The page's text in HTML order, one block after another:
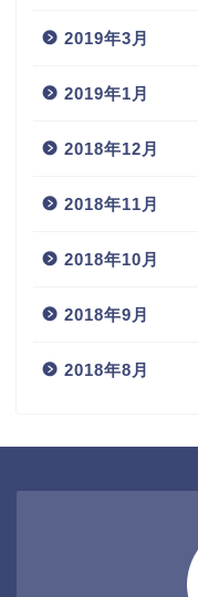
2019年3月
2019年1月
2018年12月
2018年11月
2018年10月
2018年9月
2018年8月